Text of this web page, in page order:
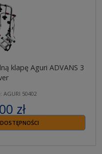
klapę Aguri ADVANS 3
50402
zł
VAT